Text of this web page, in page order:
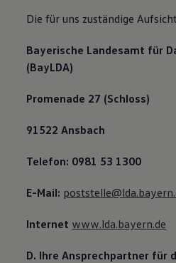
Die für uns zuständige
Bayerische Landesamt für
(BayLDA)
Promenade 27 (Schloss)
91522 Ansbach
Telefon: 0981 53 1300
E-Mail:
Internet www.lda.bayern.de
D. Ihre Ansprechpartner für